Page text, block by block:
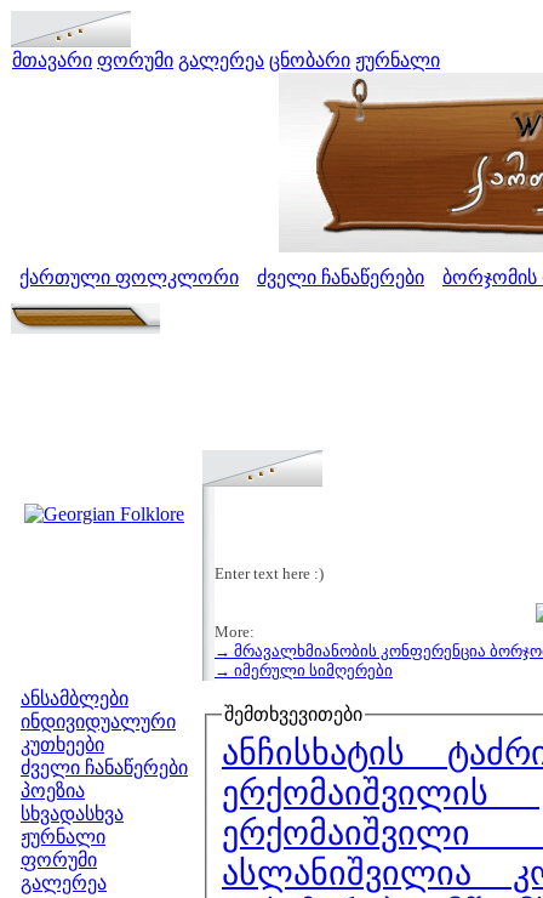
მთავარი ფორუმი გალერეა ცნობარი ჟურნალი
ქართული ფოლკლორი ძველი ჩანაწერები
ანსამბლები
ინდივიდუალური
კუთხეები
ძველი ჩანაწერები
პოეზია
სხვადასხვა
ჟურნალი
ფორუმი
გალერეა
Enter text here :)
More:
→ მრავალხმიანობის კონფერენცია
→ იმერული სიმღერები
შემთხვევითები
ანჩისხატის
ასლანიშვილია